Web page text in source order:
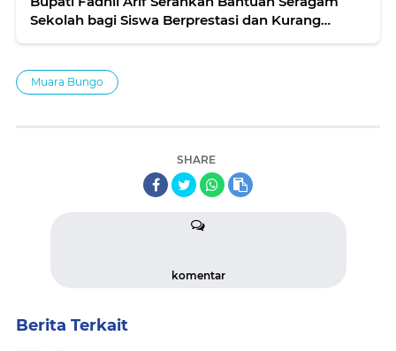
Sekolah bagi Siswa Berprestasi dan Kurang
Muara Bungo
SHARE
komentar
Berita Terkait